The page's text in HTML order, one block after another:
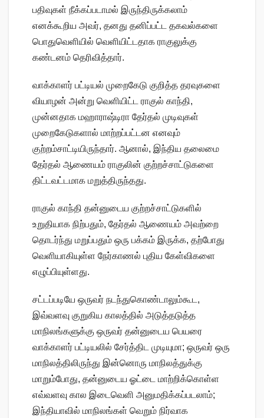
பதிவுகள் நீக்கப்படாமல் இருந்திருக்கலாம்
எனக்கூறிய அவர், தனது தனிப்பட்ட தகவல்களை
பொதுவெளியில் வெளியிட்டதாக ராகுலுக்கு
கண்டனம் தெரிவித்தார்.
வாக்காளர் பட்டியல் முறைகேடு குறித்த தரவுகளை
வியாழன் அன்று வெளியிட்ட ராகுல் காந்தி,
முன்னதாக மஹாராஷ்டிரா தேர்தல் முடிவுகள்
முறைகேடுகளால் மாற்றப்பட்டன எனவும்
குற்றம்சாட்டியிருந்தார். ஆனால், இந்திய தலைமை
தேர்தல் ஆணையம் ராகுலின் குற்றச்சாட்டுகளை
திட்டவட்டமாக மறுத்திருந்தது.
ராகுல் காந்தி தன்னுடைய குற்றச்சாட்டுகளில்
உறுதியாக நிற்பதும், தேர்தல் ஆணையம் அவற்றை
தொடர்ந்து மறுப்பதும் ஒரு பக்கம் இருக்க, தற்போது
வெளியாகியுள்ள நேர்காணல் புதிய கேள்விகளை
எழுப்பியுள்ளது.
சட்டப்படியே ஒருவர் நடந்துகொண்டாலும்கூட,
இவ்வளவு குறுகிய காலத்தில் அடுத்தடுத்த
மாநிலங்களுக்கு ஒருவர் தன்னுடைய பெயரை
வாக்காளர் பட்டியலில் சேர்த்திட முடியுமா; ஒருவர் ஒரு
மாநிலத்திலிருந்து இன்னொரு மாநிலத்துக்கு
மாறும்போது, தன்னுடைய ஓட்டை மாற்றிக்கொள்ள
எவ்வளவு கால இடைவெளி அனுமதிக்கப்படலாம்;
இந்தியாவில் மாநிலங்கள் வெறும் நிர்வாக